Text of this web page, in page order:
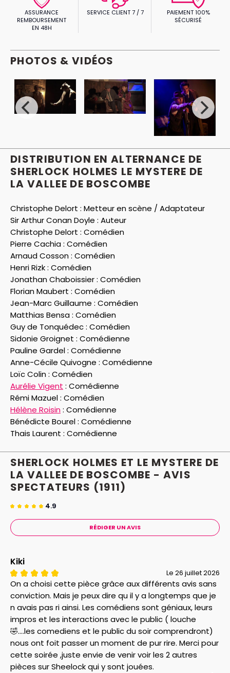
ASSURANCE
REMBOURSEMENT
EN 48H
SERVICE CLIENT 7 / 7
PAIEMENT 100%
SÉCURISÉ
PHOTOS & VIDÉOS
DISTRIBUTION EN ALTERNANCE DE
SHERLOCK HOLMES LE MYSTERE DE
LA VALLEE DE BOSCOMBE
Christophe Delort : Metteur en scène / Adaptateur
Sir Arthur Conan Doyle : Auteur
Christophe Delort : Comédien
Pierre Cachia : Comédien
Arnaud Cosson : Comédien
Henri Rizk : Comédien
Jonathan Chaboissier : Comédien
Florian Maubert : Comédien
Jean-Marc Guillaume : Comédien
Matthias Bensa : Comédien
Guy de Tonquédec : Comédien
Sidonie Groignet : Comédienne
Pauline Gardel : Comédienne
Anne-Cécile Quivogne : Comédienne
Loïc Colin : Comédien
Aurélie Vigent : Comédienne
Rémi Mazuel : Comédien
Hélène Roisin: Comédienne
Bénédicte Bourel : Comédienne
Thais Laurent : Comédienne
SHERLOCK HOLMES ET LE MYSTERE DE
LA VALLEE DE BOSCOMBE - AVIS
SPECTATEURS (1911)
4.9
RÉDIGER UN AVIS
Kiki
Le 26 juillet 2026
On a choisi cette pièce grâce aux différents avis sans
conviction. Mais je peux dire qu il y a longtemps que je
n avais pas ri ainsi. Les comédiens sont géniaux, leurs
impros et les interactions avec le public ( louche
🤣....les comediens et le public du soir comprendront)
nous ont foit passer un moment de pur rire. Merci pour
cette soirée ,juste envie de venir voir les 2 autres
pièces sur Sheelock qui y sont jouées.